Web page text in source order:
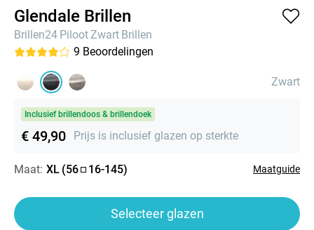
Glendale Brillen
Brillen24 PilootZwart Brillen
9 Beoordelingen
Zwart
Inclusief brillendoos & brillendoek
€ 49,90 Prijs is inclusief glazen op sterkte
Maat: XL (56 16-145) Maatguide
Selecteer glazen